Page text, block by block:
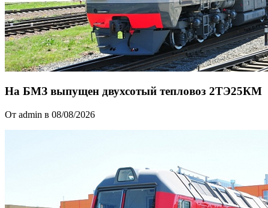
На БМЗ выпущен двухсотый тепловоз 2ТЭ25КМ
От admin в 08/08/2026